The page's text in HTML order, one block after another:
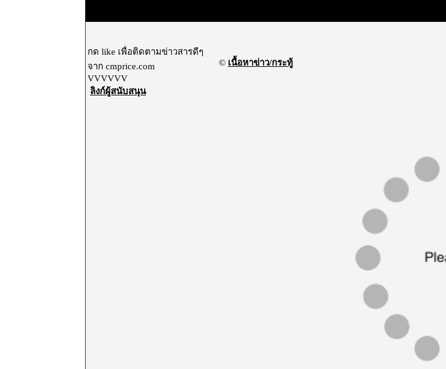
กด like เพื่อติดตามข่าวสารดีๆ
จาก cmprice.com
VVVVVV
ลิงก์ผู้สนับสนุน
© เนื้อหาข่าว/กระทู้